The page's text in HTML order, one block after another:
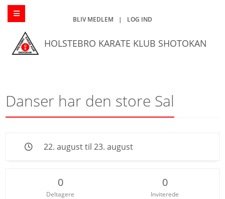
BLIV MEDLEM | LOG IND
HOLSTEBRO KARATE KLUB SHOTOKAN
Danser har den store Sal
22. august til 23. august
0
Deltagere
0
Inviterede